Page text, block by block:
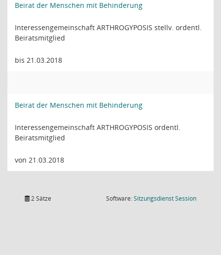
Beirat der Menschen mit Behinderung
Interessengemeinschaft ARTHROGYPOSIS stellv. ordentl.
Beiratsmitglied
bis 21.03.2018
Beirat der Menschen mit Behinderung
Interessengemeinschaft ARTHROGYPOSIS ordentl.
Beiratsmitglied
von 21.03.2018
2 Sätze Software:SitzungsdienstSession(Wird in